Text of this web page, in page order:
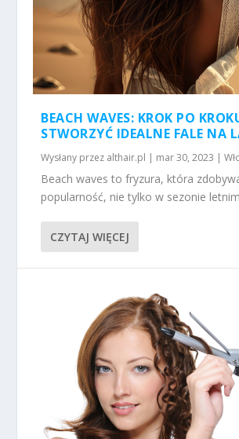
BEACH WAVES: KROK PO
STWORZYĆ IDEALNE FALE NA
Wysłany przez althair.pl | mar 30, 2023 |
Beach waves to fryzura, która
popularność, nie tylko w sezonie
CZYTAJ WIĘCEJ